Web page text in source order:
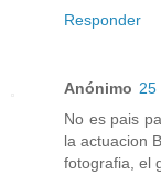
Responder
Anónimo 25
No es pais
la actuacion
fotografia, el